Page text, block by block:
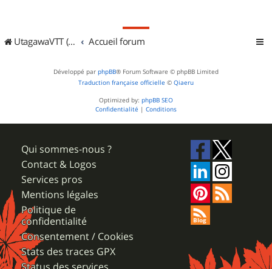
UtagawaVTT (Randos VTT et VTTAE avec traces GPS) Accueil forum
Développé par phpBB® Forum Software © phpBB Limited
Traduction française officielle © Qiaeru
Optimized by: phpBB SEO
Confidentialité | Conditions
Qui sommes-nous ?
Contact & Logos
Services pros
Mentions légales
Politique de
confidentialité
Consentement / Cookies
Stats des traces GPX